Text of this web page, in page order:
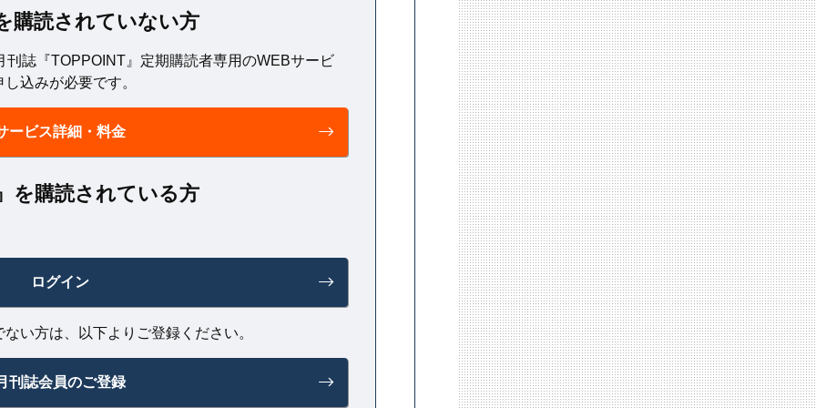
購読されていない方
誌『TOPPOINT』定期購読者専用のWEBサービ
込みが必要です。
ービス詳細・料金
を購読されている方
ログイン
い方は、以下よりご登録ください。
刊誌会員のご登録